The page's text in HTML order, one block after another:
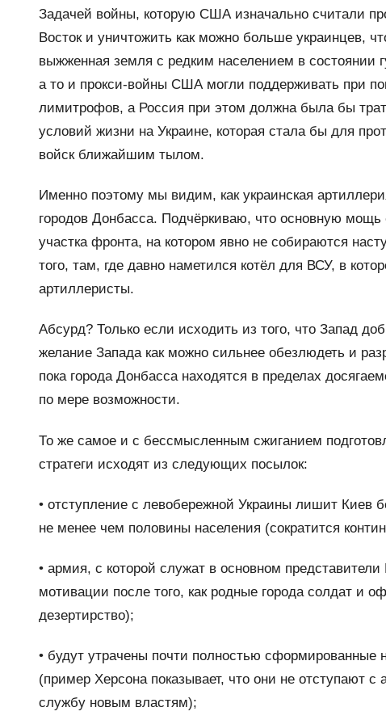
Задачей войны, которую США изначально считали
Восток и уничтожить как можно больше украинцев,
выжженная земля с редким населением в состоянии
а то и прокси-войны США могли поддерживать при
лимитрофов, а Россия при этом должна была бы
условий жизни на Украине, которая стала бы для
войск ближайшим тылом.
Именно поэтому мы видим, как украинская
городов Донбасса. Подчёркиваю, что основную
участка фронта, на котором явно не собираются
того, там, где давно наметился котёл для ВСУ, в
артиллеристы.
Абсурд? Только если исходить из того, что Запад
желание Запада как можно сильнее обезлюдеть и
пока города Донбасса находятся в пределах
по мере возможности.
То же самое и с бессмысленным сжиганием
стратеги исходят из следующих посылок:
• отступление с левобережной Украины лишит Киев
не менее чем половины населения (сократится
• армия, с которой служат в основном
мотивации после того, как родные города солдат и
дезертирство);
• будут утрачены почти полностью сформированные
(пример Херсона показывает, что они не отступают
службу новым властям);